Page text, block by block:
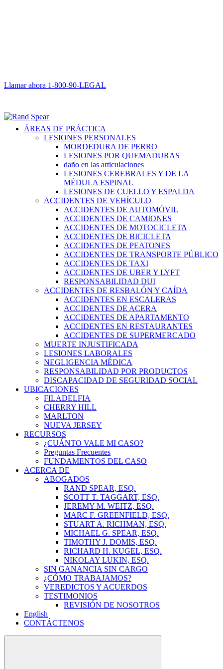
Llamar ahora 1-800-90-LEGAL
ÁREAS DE PRÁCTICA
LESIONES PERSONALES
MORDEDURA DE PERRO
LESIONES POR QUEMADURAS
daño en las articulaciones
LESIONES CEREBRALES Y DE LA
MÉDULA ESPINAL
LESIONES DE CUELLO Y ESPALDA
ACCIDENTES DE VEHÍCULO
ACCIDENTES DE AUTOMÓVIL
ACCIDENTES DE CAMIONES
ACCIDENTES DE MOTOCICLETA
ACCIDENTES DE BICICLETA
ACCIDENTES DE PEATONES
ACCIDENTES DE TRANSPORTE PÚBLICO
ACCIDENTES DE TAXI
ACCIDENTES DE UBER Y LYFT
RESPONSABILIDAD DUI
ACCIDENTES DE RESBALÓN Y CAÍDA
ACCIDENTES EN ESCALERAS
ACCIDENTES DE ACERA
ACCIDENTES DE APARTAMENTO
ACCIDENTES EN RESTAURANTES
ACCIDENTES DE SUPERMERCADO
MUERTE INJUSTIFICADA
LESIONES LABORALES
NEGLIGENCIA MÉDICA
RESPONSABILIDAD POR PRODUCTOS
DISCAPACIDAD DE SEGURIDAD SOCIAL
UBICACIONES
FILADELFIA
CHERRY HILL
MARLTON
NUEVA JERSEY
RECURSOS
¿CUÁNTO VALE MI CASO?
Preguntas Frecuentes
FUNDAMENTOS DEL CASO
ACERCA DE
ABOGADOS
RAND SPEAR, ESQ.
SCOTT T. TAGGART, ESQ.
JEREMY M. WEITZ, ESQ.
MARC F. GREENFIELD, ESQ.
STUART A. RICHMAN, ESQ.
MICHAEL G. SPEAR, ESQ.
TIMOTHY J. DOMIS, ESQ.
RICHARD H. KUGEL, ESQ.
NIKOLAY LUKIN, ESQ.
SIN GANANCIA SIN CARGO
¿CÓMO TRABAJAMOS?
VEREDICTOS Y ACUERDOS
TESTIMONIOS
REVISIÓN DE NOSOTROS
English
CONTÁCTENOS